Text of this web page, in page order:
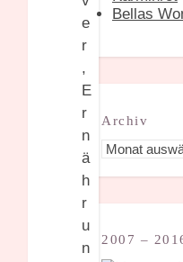
Bellas
Archiv
Archiv
2007 –